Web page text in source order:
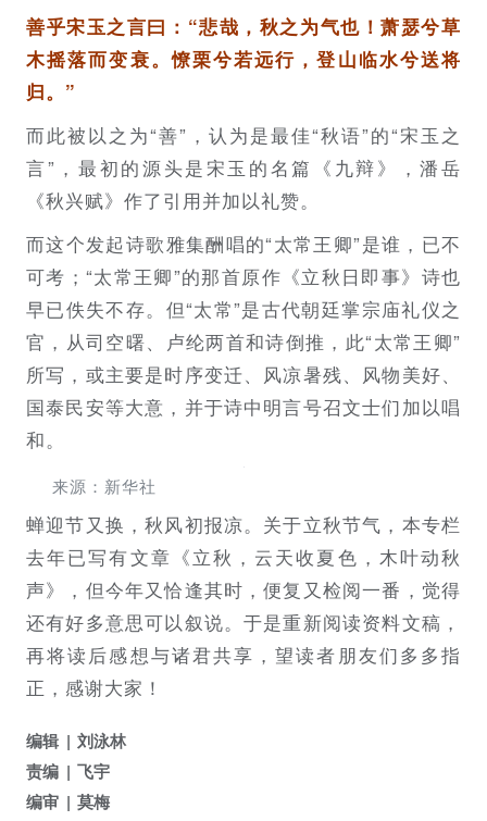
善乎宋玉之言曰：“悲哉，秋之为气也！萧瑟兮草
木摇落而变衰。憭栗兮若远行，登山临水兮送将
归。”
而此被以之为“善”，认为是最佳“秋语”的“宋玉之
言”，最初的源头是宋玉的名篇《九辩》，潘岳
《秋兴赋》作了引用并加以礼赞。
而这个发起诗歌雅集酬唱的“太常王卿”是谁，已不
可考；“太常王卿”的那首原作《立秋日即事》诗也
早已佚失不存。但“太常”是古代朝廷掌宗庙礼仪之
官，从司空曙、卢纶两首和诗倒推，此“太常王卿”
所写，或主要是时序变迁、风凉暑残、风物美好、
国泰民安等大意，并于诗中明言号召文士们加以唱
和。
来源：新华社
蝉迎节又换，秋风初报凉。关于立秋节气，本专栏
去年已写有文章《立秋，云天收夏色，木叶动秋
声》，但今年又恰逢其时，便复又检阅一番，觉得
还有好多意思可以叙说。于是重新阅读资料文稿，
再将读后感想与诸君共享，望读者朋友们多多指
正，感谢大家！
编辑
刘泳林
责编
飞宇
编审
莫梅